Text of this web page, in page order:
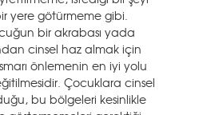
yere götürmeme gibi.
bir akrabası yada
cinsel haz almak için
önlemenin en iyi yolu
Çocuklara cinsel
bu bölgeleri kesinlikle